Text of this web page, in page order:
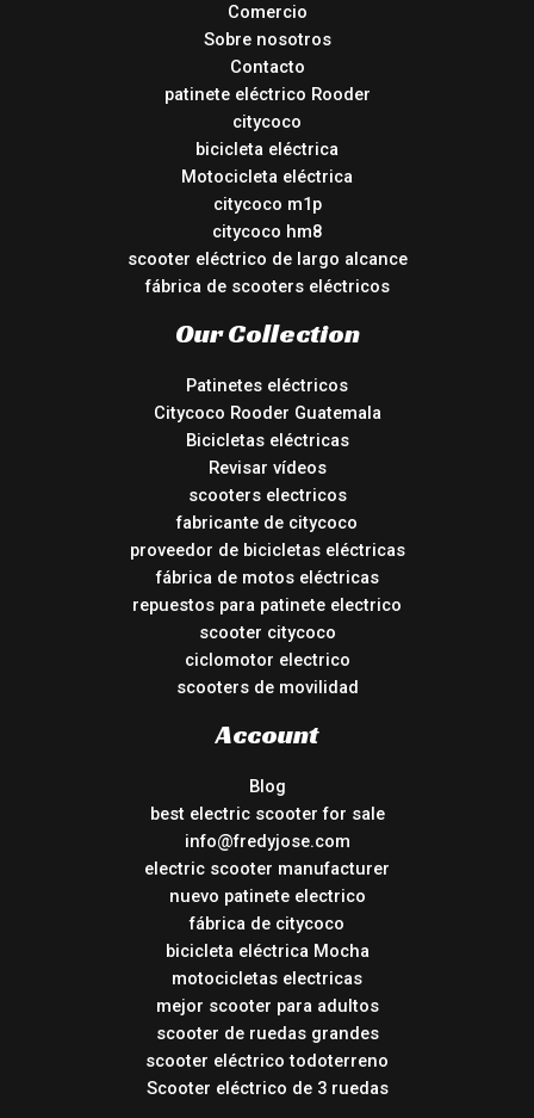
Comercio
Sobre nosotros
Contacto
patinete eléctrico Rooder
citycoco
bicicleta eléctrica
Motocicleta eléctrica
citycoco m1p
citycoco hm8
scooter eléctrico de largo alcance
fábrica de scooters eléctricos
Our Collection
Patinetes eléctricos
Citycoco Rooder Guatemala
Bicicletas eléctricas
Revisar vídeos
scooters electricos
fabricante de citycoco
proveedor de bicicletas eléctricas
fábrica de motos eléctricas
repuestos para patinete electrico
scooter citycoco
ciclomotor electrico
scooters de movilidad
Account
Blog
best electric scooter for sale
info@fredyjose.com
electric scooter manufacturer
nuevo patinete electrico
fábrica de citycoco
bicicleta eléctrica Mocha
motocicletas electricas
mejor scooter para adultos
scooter de ruedas grandes
scooter eléctrico todoterreno
Scooter eléctrico de 3 ruedas